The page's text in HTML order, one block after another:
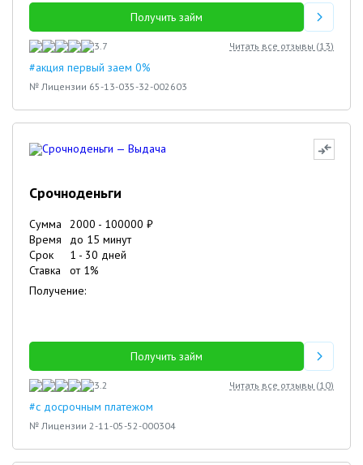
Получить займ
3.7 Читать все отзывы (13)
#акция первый заем 0%
№ Лицензии 65-13-035-32-002603
Срочноденьги
Сумма 2000 - 100000 ₽
Время
до 15 минут
Срок
1 - 30 дней
Ставка
от 1%
Получение:
Получить займ
3.2 Читать все отзывы (10)
#с досрочным платежом
№ Лицензии 2-11-05-52-000304